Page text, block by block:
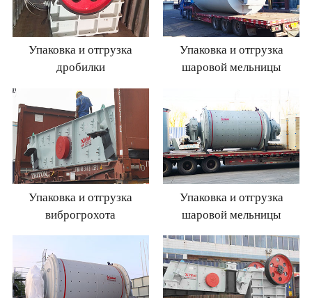
Упаковка и отгрузка
дробилки
Упаковка и отгрузка
шаровой мельницы
Упаковка и отгрузка
виброгрохота
Упаковка и отгрузка
шаровой мельницы